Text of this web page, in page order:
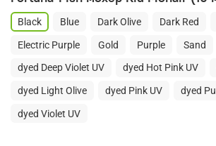
Black Blue Dark Olive Dark Red
Electric Purple Gold Purple Sand
dyed Deep Violet UV dyed Hot Pink UV
dyed Light Olive dyed Pink UV dyed
dyed Violet UV